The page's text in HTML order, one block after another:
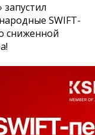
SWIFT-
сниженной